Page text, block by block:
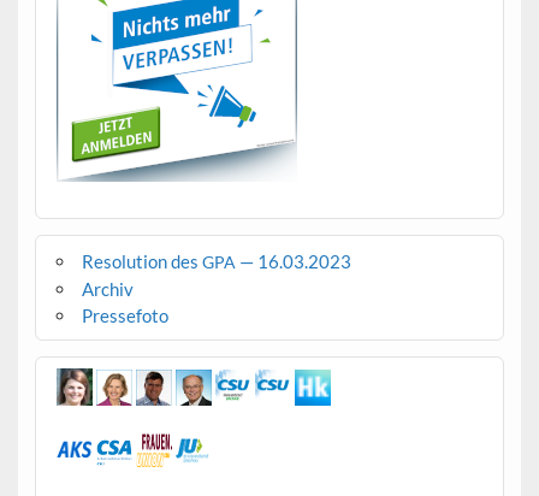
Resolution des GPA — 16.03.2023
Archiv
Pressefoto